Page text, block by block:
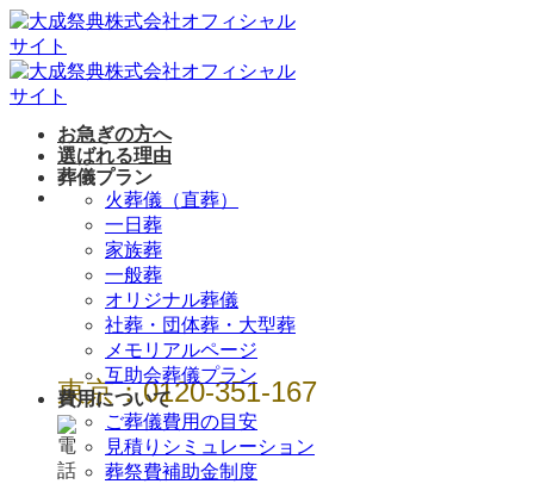
Skip
to
content
年中無休 / 24時
東京：0120-351-167
お急ぎの方へ
選ばれる理由
葬儀プラン
火葬儀（直葬）
一日葬
家族葬
一般葬
オリジナル葬儀
社葬・団体葬・大型葬
メモリアルページ
互助会葬儀プラン
費用について
ご葬儀費用の目安
見積りシミュレーション
葬祭費補助金制度